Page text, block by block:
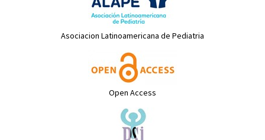
Asociacion Latinoamericana de Pediatria
Open Access